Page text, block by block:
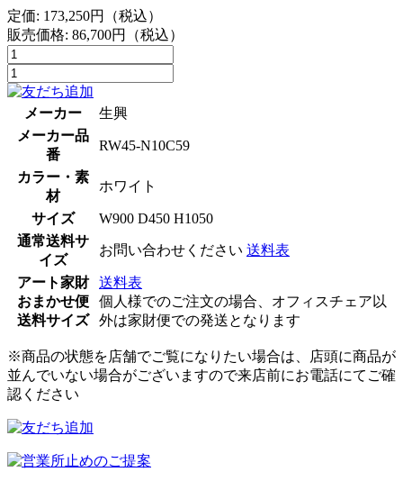
定価: 173,250円（税込）
販売価格: 86,700円（税込）
メーカー
生興
メーカー品
番
RW45-N10C59
カラー・素
材
ホワイト
サイズ
W900 D450 H1050
通常送料サ
イズ
お問い合わせください 送料表
アート家財
おまかせ便
送料サイズ
送料表
個人様でのご注文の場合、オフィスチェア以
外は家財便での発送となります
※商品の状態を店舗でご覧になりたい場合は、店頭に商品が
並んでいない場合がございますので来店前にお電話にてご確
認ください